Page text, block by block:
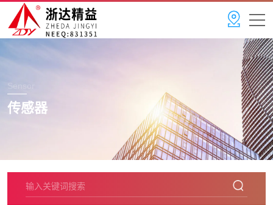
Sensor
传感器